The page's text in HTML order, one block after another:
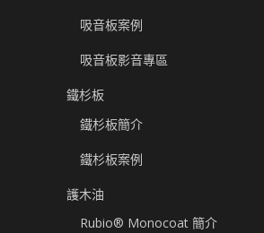
吸音板案例
吸音板影音專區
鐵杉板
鐵杉板簡介
鐵杉板案例
護木油
Rubio® Monocoat 簡介